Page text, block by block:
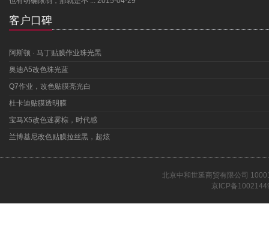
客户口碑
阿斯顿 · 马丁贴膜作业珠光黑
奥迪A5改色珠光蓝
Q7作业，改色贴膜亮光白
杜卡迪贴膜透明膜
宝马X5改色迷雾棕，时代感
兰博基尼改色贴膜拉丝黑，超炫
北京中和世延商贸有限公司
京ICP备